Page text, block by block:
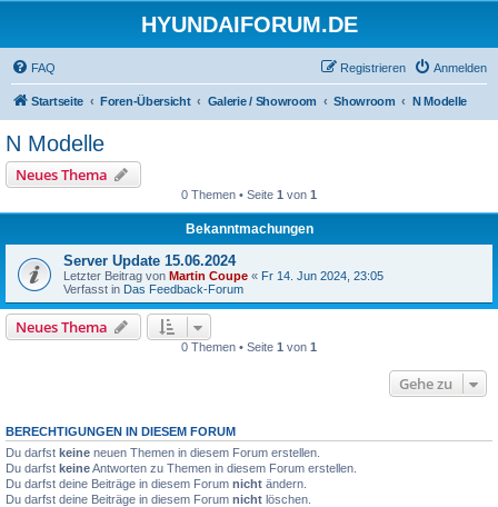
HYUNDAIFORUM.DE
FAQ Anmelden
Registrieren
Startseite Foren-Übersicht Galerie / Showroom Showroom N Modelle
N Modelle
Neues Thema
0 Themen • Seite 1 von 1
Bekanntmachungen
Server Update 15.06.2024
Letzter Beitrag von Martin Coupe « Fr 14. Jun 2024, 23:05
Verfasst in Das Feedback-Forum
Neues Thema
0 Themen • Seite 1 von 1
Gehe zu
BERECHTIGUNGEN IN DIESEM FORUM
Du darfst keine neuen Themen in diesem Forum erstellen.
Du darfst keineAntworten zu Themen in diesem Forum erstellen.
Du darfst deine Beiträge in diesem Forum nicht ändern.
Du darfst deine Beiträge in diesem Forum nicht löschen.